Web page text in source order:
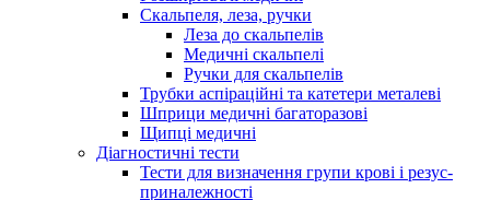
Скальпеля, леза, ручки
Леза до скальпелів
Медичні скальпелі
Ручки для скальпелів
Трубки аспіраційні та катетери металеві
Шприци медичні багаторазові
Щипці медичні
Діагностичні тести
Тести для визначення групи крові і резус-
приналежності